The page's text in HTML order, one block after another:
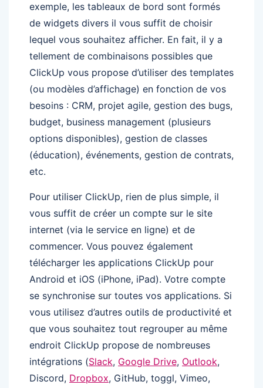
exemple, les tableaux de bord sont formés
de widgets divers il vous suffit de choisir
lequel vous souhaitez afficher. En fait, il y a
tellement de combinaisons possibles que
ClickUp vous propose d’utiliser des templates
(ou modèles d’affichage) en fonction de vos
besoins : CRM, projet agile, gestion des bugs,
budget, business management (plusieurs
options disponibles), gestion de classes
(éducation), événements, gestion de contrats,
etc.
Pour utiliser ClickUp, rien de plus simple, il
vous suffit de créer un compte sur le site
internet (via le service en ligne) et de
commencer. Vous pouvez également
télécharger les applications ClickUp pour
Android et iOS (iPhone, iPad). Votre compte
se synchronise sur toutes vos applications. Si
vous utilisez d’autres outils de productivité et
que vous souhaitez tout regrouper au même
endroit ClickUp propose de nombreuses
intégrations (Slack, Google Drive, Outlook,
Discord, Dropbox, GitHub, toggl, Vimeo,